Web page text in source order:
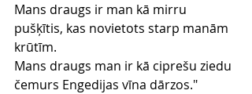
Mans draugs ir man kā mirru
pušķītis, kas novietots starp manām
krūtīm.
Mans draugs man ir kā ciprešu ziedu
čemurs Engedijas vīna dārzos."